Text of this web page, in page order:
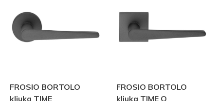
FROSIO BORTOLO
kljuka TIME
FROSIO BORTOLO
kljuka TIME Q